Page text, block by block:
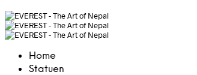
Home
Statuen